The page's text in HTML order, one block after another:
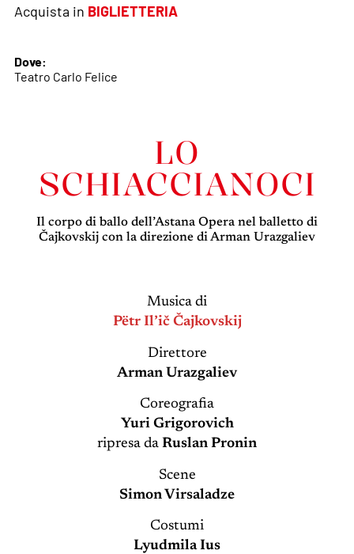
Acquista in BIGLIETTERIA
Dove:
Teatro Carlo Felice
LO
SCHIACCIANOCI
Il corpo di ballo dell’Astana Opera nel balletto di
Čajkovskij con la direzione di Arman Urazgaliev
Musica di
Pëtr Il’ič Čajkovskij
Direttore
Arman Urazgaliev
Coreografia
Yuri Grigorovich
ripresa da Ruslan Pronin
Scene
Simon Virsaladze
Costumi
Lyudmila Ius